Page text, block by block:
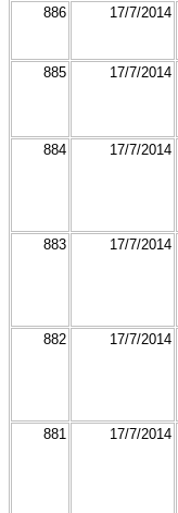
886
17/7/2014
885
17/7/2014
884
17/7/2014
883
17/7/2014
882
17/7/2014
881
17/7/2014